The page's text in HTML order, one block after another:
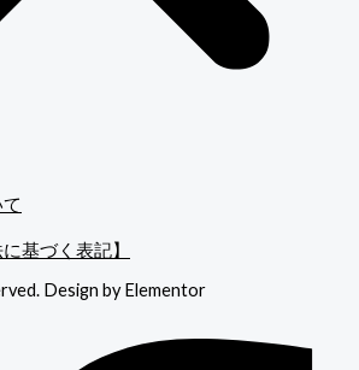
基づく表記】
Design by Elementor